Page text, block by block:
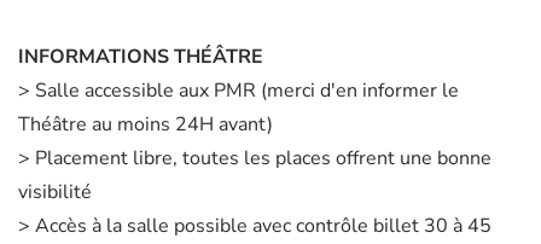
INFORMATIONS THÉÂTRE
> Salle accessible aux PMR (merci d'en informer le
Théâtre au moins 24H avant)
> Placement libre, toutes les places offrent une bonne
visibilité
> Accès à la salle possible avec contrôle billet 30 à 45